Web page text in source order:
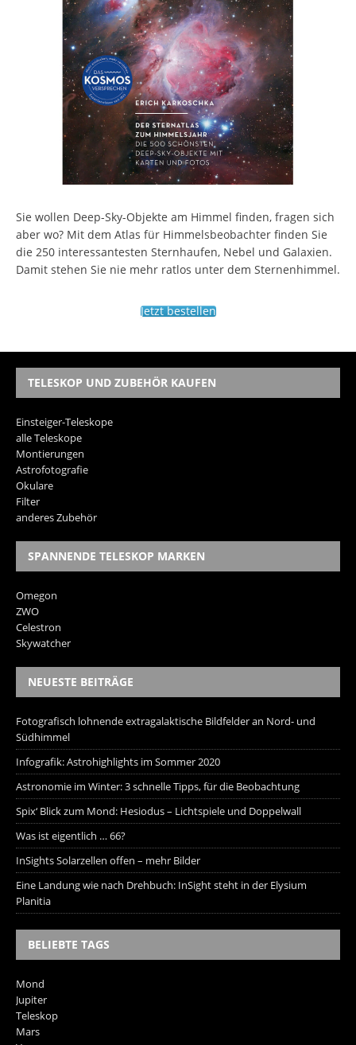
Sie wollen Deep-Sky-Objekte am Himmel finden, fragen sich
aber wo? Mit dem Atlas für Himmelsbeobachter finden Sie
die 250 interessantesten Sternhaufen, Nebel und Galaxien.
Damit stehen Sie nie mehr ratlos unter dem Sternenhimmel.
Jetzt bestellen
TELESKOP UND ZUBEHÖR KAUFEN
Einsteiger-Teleskope
alle Teleskope
Montierungen
Astrofotografie
Okulare
Filter
anderes Zubehör
SPANNENDE TELESKOP MARKEN
Omegon
ZWO
Celestron
Skywatcher
NEUESTE BEITRÄGE
Fotografisch lohnende extragalaktische Bildfelder an Nord- und
Südhimmel
Infografik: Astrohighlights im Sommer 2020
Astronomie im Winter: 3 schnelle Tipps, für die Beobachtung
Spix‘ Blick zum Mond: Hesiodus – Lichtspiele und Doppelwall
Was ist eigentlich … 66?
InSights Solarzellen offen – mehr Bilder
Eine Landung wie nach Drehbuch: InSight steht in der Elysium
Planitia
BELIEBTE TAGS
Mond
Jupiter
Teleskop
Mars